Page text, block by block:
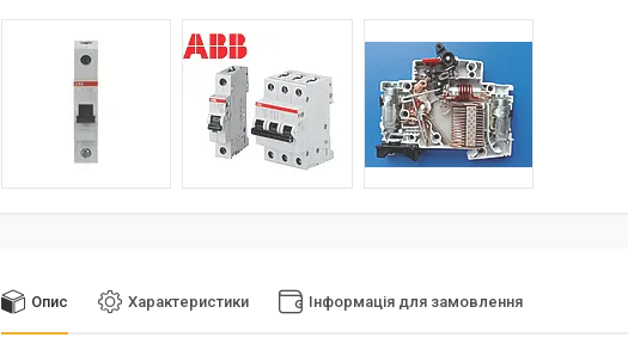
Опис Характеристики Інформація для замовлення